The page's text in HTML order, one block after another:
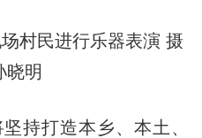
村民进行乐器表演 摄
晓明
打造本乡、本土、